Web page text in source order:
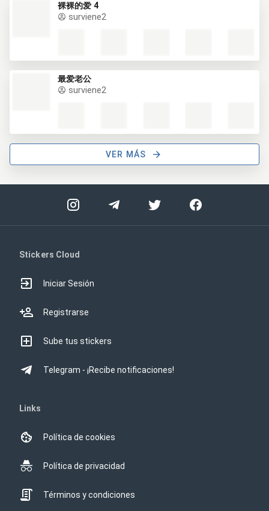
裸裸的爱 4
surviene2
最爱老公
surviene2
VER MÁS
Stickers Cloud
Iniciar Sesión
Registrarse
Sube tus stickers
Telegram - ¡Recibe notificaciones!
Links
Política de cookies
Política de privacidad
Términos y condiciones